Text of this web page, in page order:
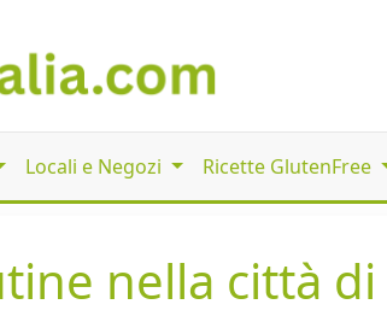
Locali e Negozi Ricette GlutenFree
nella città di